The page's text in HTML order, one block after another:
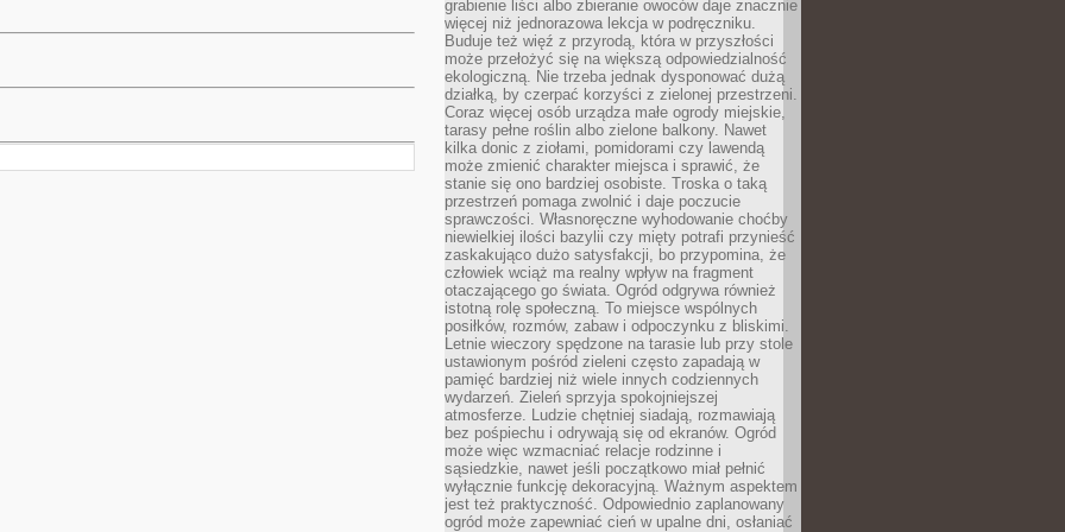
grabienie liści albo zbieranie owoców daje znacznie
więcej niż jednorazowa lekcja w podręczniku.
Buduje też więź z przyrodą, która w przyszłości
może przełożyć się na większą odpowiedzialność
ekologiczną. Nie trzeba jednak dysponować dużą
działką, by czerpać korzyści z zielonej przestrzeni.
Coraz więcej osób urządza małe ogrody miejskie,
tarasy pełne roślin albo zielone balkony. Nawet
kilka donic z ziołami, pomidorami czy lawendą
może zmienić charakter miejsca i sprawić, że
stanie się ono bardziej osobiste. Troska o taką
przestrzeń pomaga zwolnić i daje poczucie
sprawczości. Własnoręczne wyhodowanie choćby
niewielkiej ilości bazylii czy mięty potrafi przynieść
zaskakująco dużo satysfakcji, bo przypomina, że
człowiek wciąż ma realny wpływ na fragment
otaczającego go świata. Ogród odgrywa również
istotną rolę społeczną. To miejsce wspólnych
posiłków, rozmów, zabaw i odpoczynku z bliskimi.
Letnie wieczory spędzone na tarasie lub przy stole
ustawionym pośród zieleni często zapadają w
pamięć bardziej niż wiele innych codziennych
wydarzeń. Zieleń sprzyja spokojniejszej
atmosferze. Ludzie chętniej siadają, rozmawiają
bez pośpiechu i odrywają się od ekranów. Ogród
może więc wzmacniać relacje rodzinne i
sąsiedzkie, nawet jeśli początkowo miał pełnić
wyłącznie funkcję dekoracyjną. Ważnym aspektem
jest też praktyczność. Odpowiednio zaplanowany
ogród może zapewniać cień w upalne dni, osłaniać